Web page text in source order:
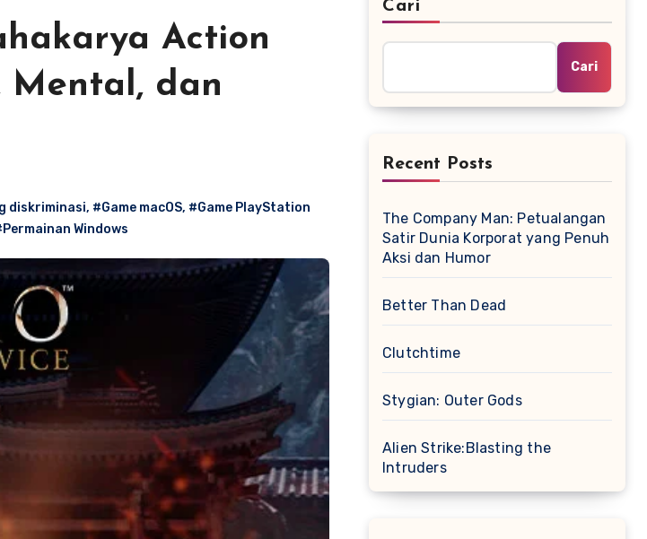
Action
Mental, dan
diskriminasi, #Game macOS, #Game PlayStation
Windows
Cari
Cari
Recent Posts
The Company Man: Petualangan
Satir Dunia Korporat yang Penuh
Aksi dan Humor
Better Than Dead
Clutchtime
Stygian: Outer Gods
Alien Strike:Blasting the
Intruders